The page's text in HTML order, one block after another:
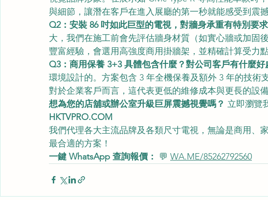
與細節，讓潛在客戶在進入展廳的第一秒就能感受到震撼
Q2：安裝 86 吋如此巨型的電視，對牆身承重有特別要
大，我們在施工前會先評估牆身材質（如實心牆或加固
豐富經驗，會選用高強度商用掛牆架，並精確計算受力
Q3：商用保養 3+3 具體包含什麼？對公司客戶有什麼好
環境設計的。方案包含 3 年全機保養及額外 3 年的技術
對於企業客戶而言，這代表更低的維修成本與更長的設備
想為您的店舖或辦公室升級巨屏震撼視覺嗎？ 立即瀏覽
HKTVPRO.COM
我們代理各大主流品牌及各類尺寸電視，無論是商用、
最合適的方案！
一鍵 WhatsApp 查詢報價：
💬 WA.ME/85262792560